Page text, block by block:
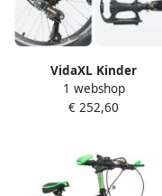
VidaXL Kinder
mountainbike 24 Inch 6-
Speed voor 8-12 jaar oud
1 webshop
€ 252,60